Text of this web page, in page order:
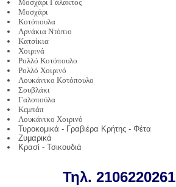
Μοσχάρι Γάλακτος
Μοσχάρι
Κοτόπουλα
Αρνάκια Ντόπιο
Κατσίκια
Χοιρινά
Ρολλό Κοτόπουλο
Ρολλό Χοιρινό
Λουκάνικο Κοτόπουλο
Σουβλάκι
Γαλοπούλα
Κεμπάπ
Λουκάνικο Χοιρινό
Τυροκομικά - Γραβιέρα Κρήτης - Φέτα
Ζυμαρικά
Κρασί - Τσικουδιά
Τηλ. 2106220261